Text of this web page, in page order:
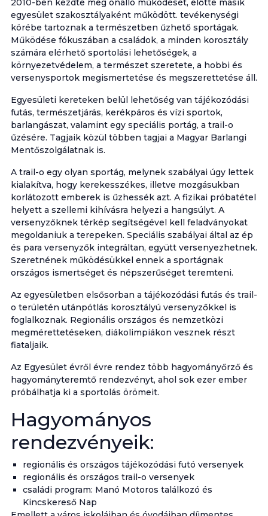
2010-ben kezdte meg önálló működését, előtte másik
egyesület szakosztályaként működött. tevékenységi
körébe tartoznak a természetben űzhető sportágak.
Működése fókuszában a családok, a minden korosztály
számára elérhető sportolási lehetőségek, a
környezetvédelem, a természet szeretete, a hobbi és
versenysportok megismertetése és megszerettetése áll.
Egyesületi kereteken belül lehetőség van tájékozódási
futás, természetjárás, kerékpáros és vízi sportok,
barlangászat, valamint egy speciális portág, a trail-o
űzésére. Tagjaik közül többen tagjai a Magyar Barlangi
Mentőszolgálatnak is.
A trail-o egy olyan sportág, melynek szabályai úgy lettek
kialakítva, hogy kerekesszékes, illetve mozgásukban
korlátozott emberek is űzhessék azt. A fizikai próbatétel
helyett a szellemi kihívásra helyezi a hangsúlyt. A
versenyzőknek térkép segítségével kell feladványokat
megoldaniuk a terepeken. Speciális szabályai által az ép
és para versenyzők integráltan, együtt versenyezhetnek.
Szeretnének működésükkel ennek a sportágnak
országos ismertséget és népszerűséget teremteni.
Az egyesületben elsősorban a tájékozódási futás és trail-
o területén utánpótlás korosztályú versenyzőkkel is
foglalkoznak. Regionális országos és nemzetközi
megmérettetéseken, diákolimpiákon vesznek részt
fiataljaik.
Az Egyesület évről évre rendez több hagyományőrző és
hagyományteremtő rendezvényt, ahol sok ezer ember
próbálhatja ki a sportolás örömeit.
Hagyományos
rendezvényeik:
regionális és országos tájékozódási futó versenyek
regionális és országos trail-o versenyek
családi program: Manó Motoros találkozó és
Kincskereső Nap